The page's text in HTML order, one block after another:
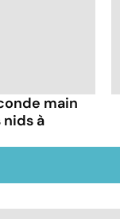
main
à